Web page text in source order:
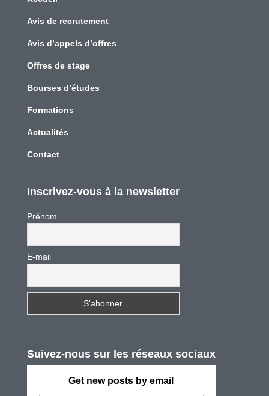
Avis de recrutement
Avis d’appels d’offres
Offres de stage
Bourses d’études
Formations
Actualités
Contact
Inscrivez-vous à la newsletter
Prénom
E-mail
Suivez-nous sur les réseaux sociaux
Get new posts by email